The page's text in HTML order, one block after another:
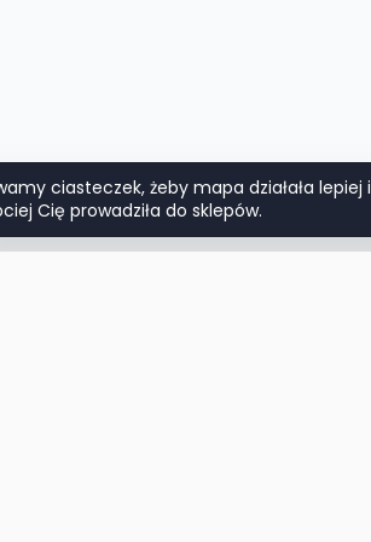
ciasteczek, żeby mapa działała lepiej i
Cię prowadziła do sklepów.